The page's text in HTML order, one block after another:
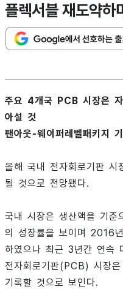
플렉서블 재도약하
주요 4개국 PCB 시장은
아설 것
팬아웃-웨이퍼레벨패키지
올해 국내 전자회로기판
될 것으로 전망됐다.
국내 시장은 생산액을 기
의 성장률을 보이며 2016
하였으나 최근 3년간 연속
전자회로기판(PCB) 시장
기록할 것으로 보인다.